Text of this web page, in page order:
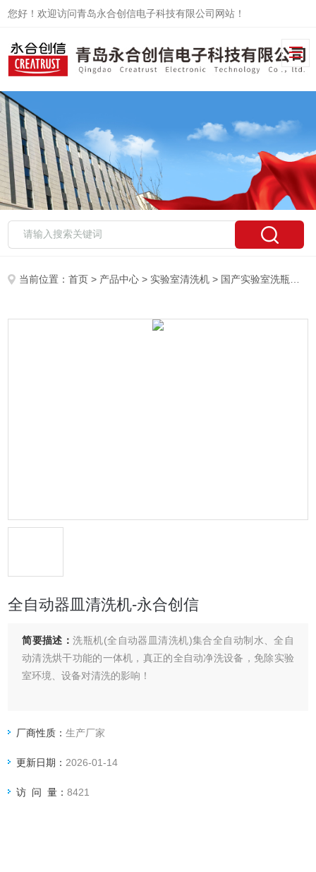
您好！欢迎访问青岛永合创信电子科技有限公司网站！
当前位置：首页 > 产品中心 > 实验室清洗机 > 国产实验室洗瓶机
全自动器皿清洗机-永合创信
简要描述：洗瓶机(全自动器皿清洗机)集合全自动制水、全自
动清洗烘干功能的一体机，真正的全自动净洗设备，免除实验
室环境、设备对清洗的影响！
厂商性质：生产厂家
更新日期： 2026-01-14
访 问 量：8421